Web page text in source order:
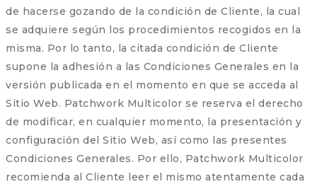
de hacerse gozando de la condición de Cliente, la cual
se adquiere según los procedimientos recogidos en la
misma. Por lo tanto, la citada condición de Cliente
supone la adhesión a las Condiciones Generales en la
versión publicada en el momento en que se acceda al
Sitio Web. Patchwork Multicolor se reserva el derecho
de modificar, en cualquier momento, la presentación y
configuración del Sitio Web, así como las presentes
Condiciones Generales. Por ello, Patchwork Multicolor
recomienda al Cliente leer el mismo atentamente cada